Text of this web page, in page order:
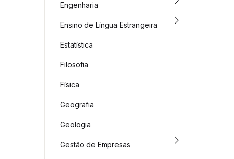
Engenharia
Ensino de Língua Estrangeira
Estatística
Filosofia
Física
Geografia
Geologia
Gestão de Empresas